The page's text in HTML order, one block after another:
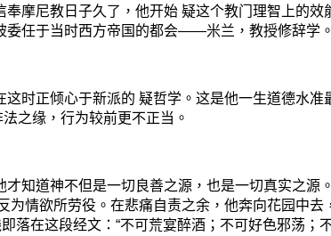
摩尼教日子久了，他开始 疑这个教门理智上的效
委任于当时西方帝国的都会——米兰，教授修辞学。
正倾心于新派的 疑哲学。这是他一生道德水准
之缘，行为较前更不正当。
道神不但是一切良善之源，也是一切真实之源
情欲所劳役。在悲痛自责之余，他奔向花园中
落在这段经文：“不可荒宴醉酒；不可好色邪荡；